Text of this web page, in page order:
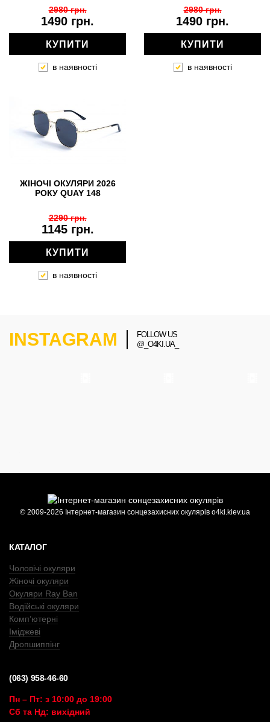
1490 грн.
2980 грн.
КУПИТИ
в наявності
1490 грн.
2980 грн.
КУПИТИ
в наявності
ЖІНОЧІ ОКУЛЯРИ 2026
РОКУ QUAY 148
1145 грн.
2290 грн.
КУПИТИ
в наявності
INSTAGRAM
FOLLOW US
@_O4KI.UA_
© 2009-2026 Інтернет-магазин сонцезахисних окулярів o4ki.kiev.ua
КАТАЛОГ
Чоловічі окуляри
Жіночі окуляри
Окуляри Ray Ban
Водійські окуляри
Комп’ютерні
Іміджеві
Дропшиппінг
(063) 958-46-60
Пн – Пт: з 10:00 до 19:00
Сб та Нд: вихідний